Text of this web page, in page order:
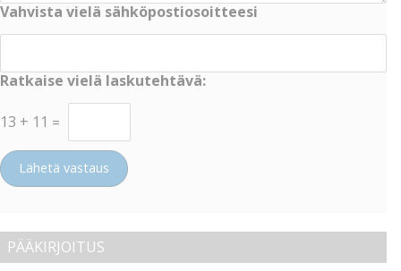
Vahvista vielä sähköpostiosoitteesi
Ratkaise vielä laskutehtävä:
13 + 11 =
Lähetä vastaus
PÄÄKIRJOITUS